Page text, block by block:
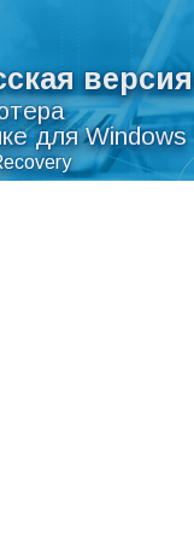
версия
для Windows